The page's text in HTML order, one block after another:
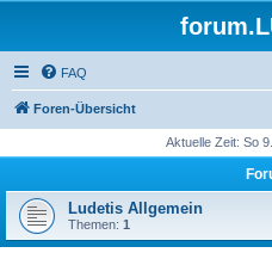
FAQ
Foren-Übersicht
Aktuelle Zeit: So
Ludetis Allgemein
Themen: 1